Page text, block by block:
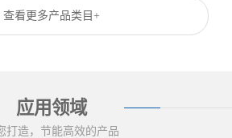
查看更多产品类目+
应用领域
打造，节能高效的产品